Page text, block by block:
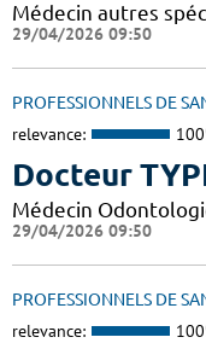
Médecin autres
29/04/2026 09:50
PROFESSIONNELS DE
relevance:
Docteur
Médecin
29/04/2026 09:50
PROFESSIONNELS DE
relevance: